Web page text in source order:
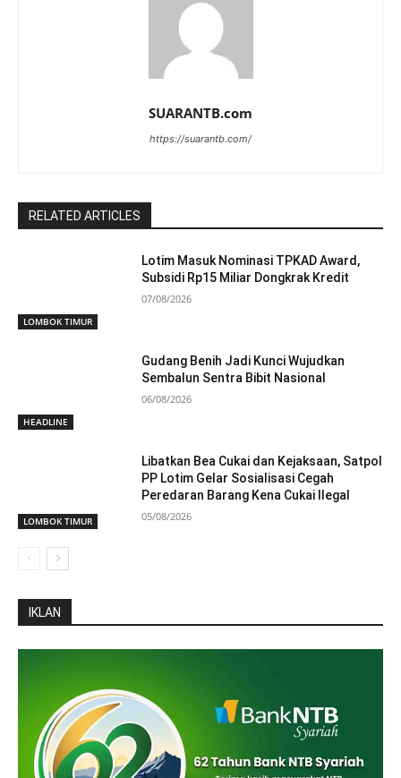
SUARANTB.com
https://suarantb.com/
RELATED ARTICLES
LOMBOK TIMUR
Lotim Masuk Nominasi TPKAD Award,
Subsidi Rp15 Miliar Dongkrak Kredit
07/08/2026
HEADLINE
Gudang Benih Jadi Kunci Wujudkan
Sembalun Sentra Bibit Nasional
06/08/2026
LOMBOK TIMUR
Libatkan Bea Cukai dan Kejaksaan, Satpol
PP Lotim Gelar Sosialisasi Cegah
Peredaran Barang Kena Cukai Ilegal
05/08/2026
IKLAN